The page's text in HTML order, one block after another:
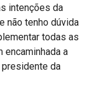
intenções da
não tenho dúvida
todas as
encaminhada a
presidente da